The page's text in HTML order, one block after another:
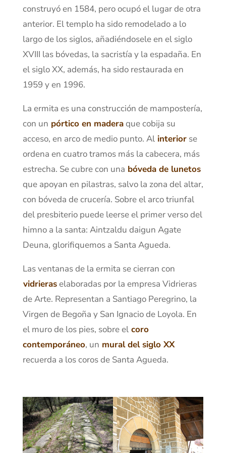
construyó en 1584, pero ocupó el lugar de otra
anterior. El templo ha sido remodelado a lo
largo de los siglos, añadiéndosele en el siglo
XVIII las bóvedas, la sacristía y la espadaña. En
el siglo XX, además, ha sido restaurada en
1959 y en 1996.
La ermita es una construcción de mampostería,
con un pórtico en maderaque cobija su
acceso, en arco de medio punto. Al interiorse
ordena en cuatro tramos más la cabecera, más
estrecha. Se cubre con una bóveda de lunetos
que apoyan en pilastras, salvo la zona del altar,
con bóveda de crucería. Sobre el arco triunfal
del presbiterio puede leerse el primer verso del
himno a la santa: Aintzaldu daigun Agate
Deuna, glorifiquemos a Santa Agueda.
Las ventanas de la ermita se cierran con
vidrieraselaboradas por la empresa Vidrieras
de Arte. Representan a Santiago Peregrino, la
Virgen de Begoña y San Ignacio de Loyola. En
el muro de los pies, sobre el coro
contemporáneo, un mural del siglo XX
recuerda a los coros de Santa Agueda.